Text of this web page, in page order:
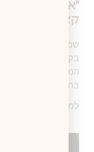
"את עדין ילדה
קצת יותר"
שמעו סיפור באתי
בקניון עם חברים.
הנפולות. היא סיפרה
בחנות
למידע נוסף >